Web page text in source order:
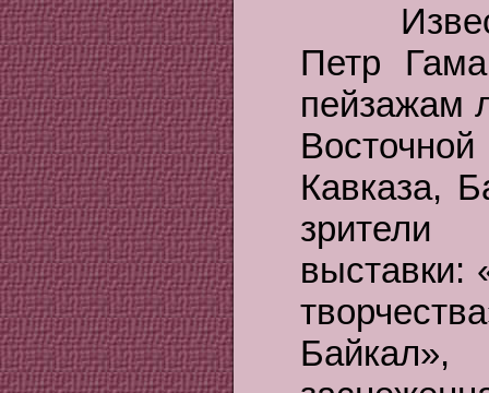
Петр
пейзажам
Кавказа,
зрители
выставки: